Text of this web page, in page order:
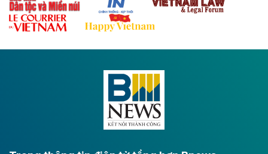
Theo baodautu.vn
Đề xuất đầu tư 11.500 tỷ đồng xây dựng cao
tốc CT.11 qua Ninh Bình
Đông A dài khoảng 25,1 km được kỳ vọng sẽ tạo động
lực phát triển kinh tế - xã hội khu vực phía Nam đồng